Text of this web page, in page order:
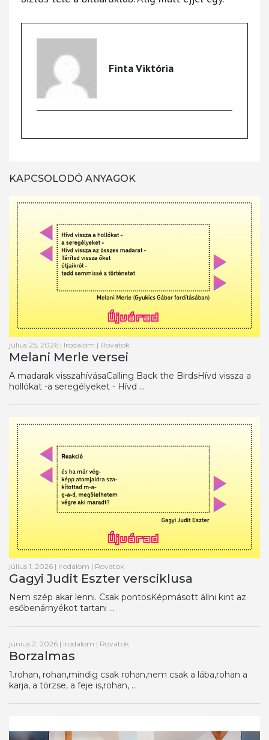
Finta Viktória
KAPCSOLODÓ ANYAGOK
július 25, 2026 | Irodalom | Rovatok
Melani Merle versei
A madarak visszahívásaCalling Back the BirdsHívd vissza a
hollókat -a seregélyeket - Hívd ...
július 1, 2026 | Irodalom | Rovatok
Gagyi Judit Eszter versciklusa
Nem szép akar lenni. Csak pontosKépmásott állni kint az
esőbenárnyékot tartani ...
június 2, 2026 | Irodalom | Rovatok
Borzalmas
1.rohan, rohan,mindig csak rohan,nem csak a lába,rohan a
karja, a törzse, a feje is,rohan, ...